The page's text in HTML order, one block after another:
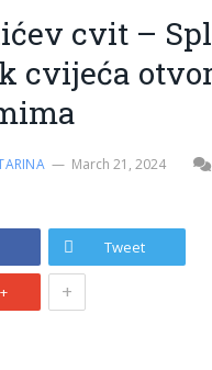
cvit –
cvijeća
March 21, 2024
Tweet
+